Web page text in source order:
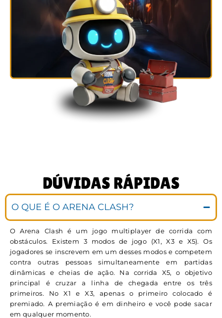
DÚVIDAS RÁPIDAS
O QUE É O ARENA CLASH?
O Arena Clash é um jogo multiplayer de corrida com
obstáculos. Existem 3 modos de jogo (X1, X3 e X5). Os
jogadores se inscrevem em um desses modos e competem
contra outras pessoas simultaneamente em partidas
dinâmicas e cheias de ação. Na corrida X5, o objetivo
principal é cruzar a linha de chegada entre os três
primeiros. No X1 e X3, apenas o primeiro colocado é
premiado. A premiação é em dinheiro e você pode sacar
em qualquer momento.